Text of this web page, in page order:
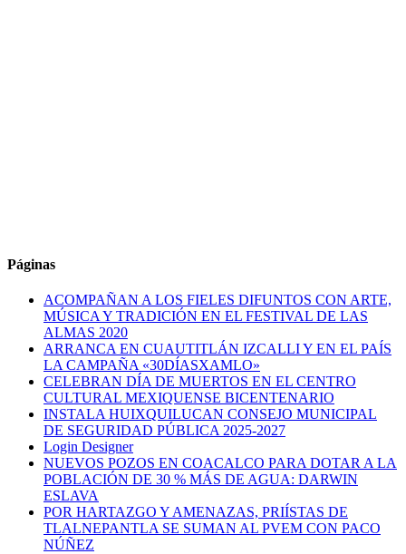
Páginas
ACOMPAÑAN A LOS FIELES DIFUNTOS CON ARTE,
MÚSICA Y TRADICIÓN EN EL FESTIVAL DE LAS
ALMAS 2020
ARRANCA EN CUAUTITLÁN IZCALLI Y EN EL PAÍS
LA CAMPAÑA «30DÍASXAMLO»
CELEBRAN DÍA DE MUERTOS EN EL CENTRO
CULTURAL MEXIQUENSE BICENTENARIO
INSTALA HUIXQUILUCAN CONSEJO MUNICIPAL
DE SEGURIDAD PÚBLICA 2025-2027
Login Designer
NUEVOS POZOS EN COACALCO PARA DOTAR A LA
POBLACIÓN DE 30 % MÁS DE AGUA: DARWIN
ESLAVA
POR HARTAZGO Y AMENAZAS, PRIÍSTAS DE
TLALNEPANTLA SE SUMAN AL PVEM CON PACO
NÚÑEZ